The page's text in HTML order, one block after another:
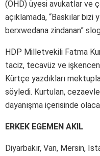
(ÖHD) üyesi avukatlar ve
açıklamada, “Baskılar bizi
berxwedana zindanan”
HDP Milletvekili Fatma
taciz, tecavüz ve
Kürtçe yazdıkları
söyledi. Kurtulan,
dayanışma içerisinde
ERKEK EGEMEN AKIL
Diyarbakır, Van, Mersin,